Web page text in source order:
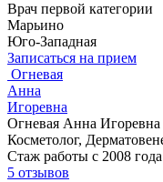
Врач первой категории
Марьино
Юго-Западная
Записаться на прием
Огневая
Анна
Игоревна
Огневая Анна Игоревна
Косметолог,
Стаж работы с 2008 года
5 отзывов